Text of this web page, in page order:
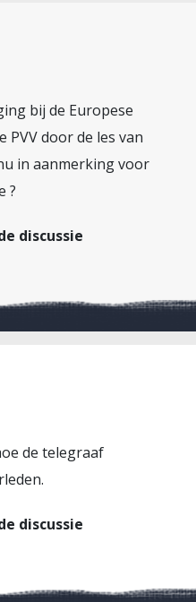
bij de Europese
PVV door de les van
in aanmerking voor
?
discussie
de telegraaf
discussie